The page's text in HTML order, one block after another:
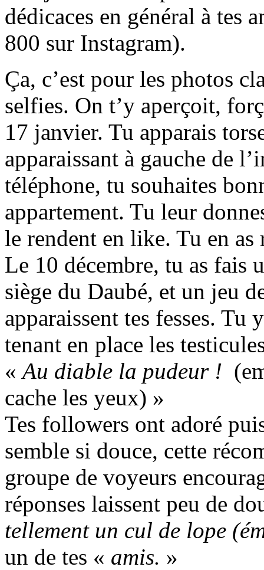
dédicaces en général à tes
800 sur Instagram).
Ça, c’est pour les photos
selfies. On t’y aperçoit,
17 janvier. Tu apparais
apparaissant à gauche de
téléphone, tu souhaites
appartement. Tu leur
le rendent en like. Tu en
Le 10 décembre, tu as fais
siège du Daubé, et un jeu
apparaissent tes fesses.
tenant en place les
«Au diable la pudeur !
cache les yeux) »
Tes followers ont adoré
semble si douce, cette
groupe de voyeurs
réponses laissent peu de
tellement un cul de lope
un de tes « amis. »